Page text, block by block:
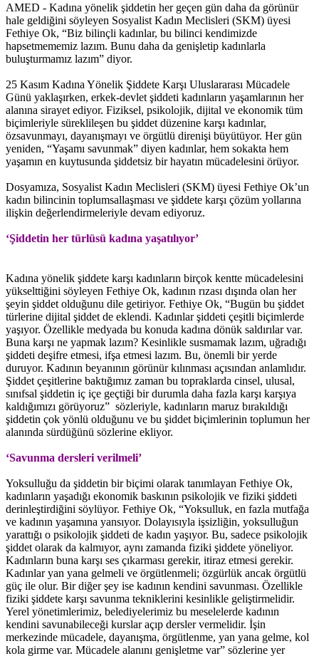
AMED - Kadına yönelik şiddetin her geçen gün daha da görünür
hale geldiğini söyleyen Sosyalist Kadın Meclisleri (SKM) üyesi
Fethiye Ok, “Biz bilinçli kadınlar, bu bilinci kendimizde
hapsetmememiz lazım. Bunu daha da genişletip kadınlarla
buluşturmamız lazım” diyor.
25 Kasım Kadına Yönelik Şiddete Karşı Uluslararası Mücadele
Günü yaklaşırken, erkek-devlet şiddeti kadınların yaşamlarının her
alanına sirayet ediyor. Fiziksel, psikolojik, dijital ve ekonomik tüm
biçimleriyle süreklileşen bu şiddet düzenine karşı kadınlar,
özsavunmayı, dayanışmayı ve örgütlü direnişi büyütüyor. Her gün
yeniden, “Yaşamı savunmak” diyen kadınlar, hem sokakta hem
yaşamın en kuytusunda şiddetsiz bir hayatın mücadelesini örüyor.
Dosyamıza, Sosyalist Kadın Meclisleri (SKM) üyesi Fethiye Ok’un
kadın bilincinin toplumsallaşması ve şiddete karşı çözüm yollarına
ilişkin değerlendirmeleriyle devam ediyoruz.
‘Şiddetin her türlüsü kadına yaşatılıyor’
Kadına yönelik şiddete karşı kadınların birçok kentte mücadelesini
yükselttiğini söyleyen Fethiye Ok, kadının rızası dışında olan her
şeyin şiddet olduğunu dile getiriyor. Fethiye Ok, “Bugün bu şiddet
türlerine dijital şiddet de eklendi. Kadınlar şiddeti çeşitli biçimlerde
yaşıyor. Özellikle medyada bu konuda kadına dönük saldırılar var.
Buna karşı ne yapmak lazım? Kesinlikle susmamak lazım, uğradığı
şiddeti deşifre etmesi, ifşa etmesi lazım. Bu, önemli bir yerde
duruyor. Kadının beyanının görünür kılınması açısından anlamlıdır.
Şiddet çeşitlerine baktığımız zaman bu topraklarda cinsel, ulusal,
sınıfsal şiddetin iç içe geçtiği bir durumla daha fazla karşı karşıya
kaldığımızı görüyoruz” sözleriyle, kadınların maruz bırakıldığı
şiddetin çok yönlü olduğunu ve bu şiddet biçimlerinin toplumun her
alanında sürdüğünü sözlerine ekliyor.
‘Savunma dersleri verilmeli’
Yoksulluğu da şiddetin bir biçimi olarak tanımlayan Fethiye Ok,
kadınların yaşadığı ekonomik baskının psikolojik ve fiziki şiddeti
derinleştirdiğini söylüyor. Fethiye Ok, “Yoksulluk, en fazla mutfağa
ve kadının yaşamına yansıyor. Dolayısıyla işsizliğin, yoksulluğun
yarattığı o psikolojik şiddeti de kadın yaşıyor. Bu, sadece psikolojik
şiddet olarak da kalmıyor, aynı zamanda fiziki şiddete yöneliyor.
Kadınların buna karşı ses çıkarması gerekir, itiraz etmesi gerekir.
Kadınlar yan yana gelmeli ve örgütlenmeli; özgürlük ancak örgütlü
güç ile olur. Bir diğer şey ise kadının kendini savunması. Özellikle
fiziki şiddete karşı savunma tekniklerini kesinlikle geliştirmelidir.
Yerel yönetimlerimiz, belediyelerimiz bu meselelerde kadının
kendini savunabileceği kurslar açıp dersler vermelidir. İşin
merkezinde mücadele, dayanışma, örgütlenme, yan yana gelme, kol
kola girme var. Mücadele alanını genişletme var” sözlerine yer